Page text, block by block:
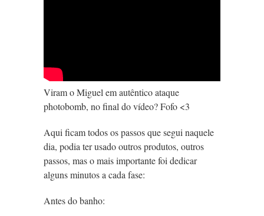
Viram o Miguel em autêntico ataque
photobomb, no final do vídeo? Fofo <3
Aqui ficam todos os passos que segui naquele
dia, podia ter usado outros produtos, outros
passos, mas o mais importante foi dedicar
alguns minutos a cada fase:
Antes do banho: